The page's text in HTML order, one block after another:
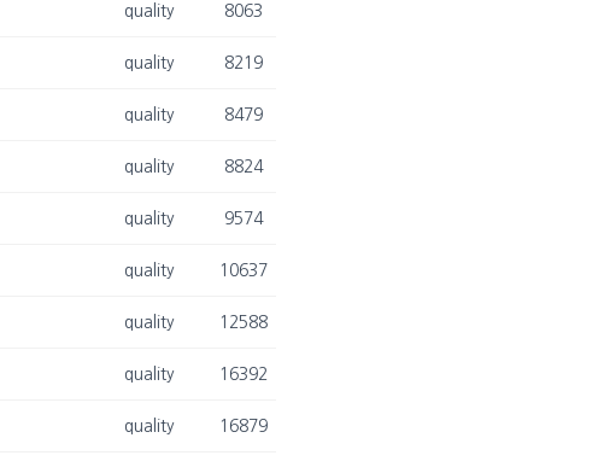
quality 8063
quality 8219
quality 8479
quality 8824
quality 9574
quality 10637
quality 12588
quality 16392
quality 16879